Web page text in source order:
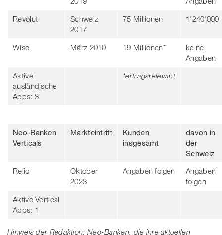
Revolut
Schweiz
2017
75 Millionen 1'240'000
Wise März 2010 19 Millionen*
keine
Angaben
Aktive
ausländische
Apps: 3
*ertragsrelevant
Neo-Banken
Verticals
Markteintritt
Kunden
insgesamt
davon in
der
Schweiz
Relio
Oktober
2023
Angaben folgen
Angaben
folgen
Aktive Vertical
Apps: 1
Hinweis der Redaktion: Neo-Banken, die ihre aktuellen